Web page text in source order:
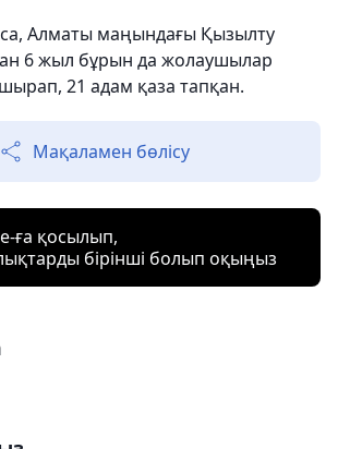
Алматы маңындағы Қызылту
6 жыл бұрын да жолаушылар
21 адам қаза тапқан.
Мақаламен бөлісу
ға қосылып,
бірінші болып оқыңыз